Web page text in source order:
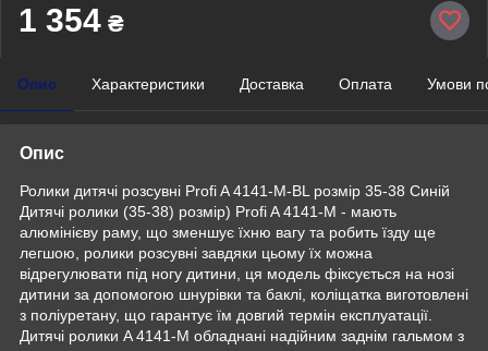
1 354 ₴
Опис Характеристики Доставка Оплата Умови
Опис
Ролики дитячі розсувні Profi A 4141-M-BL розмір 35-38 Синій
Дитячі ролики (35-38) розмір) Profi A 4141-M - мають
алюмінієву раму, що зменшує їхню вагу та робить їзду ще
легшою, ролики розсувні завдяки цьому їх можна
відрегулювати під ногу дитини, ця модель фіксується на нозі
дитини за допомогою шнурівки та баклі, коліщатка виготовлені
з поліуретану, що гарантує їм довгий термін експлуатації.
Дитячі ролики A 4141-M обладнані надійним заднім гальмом з